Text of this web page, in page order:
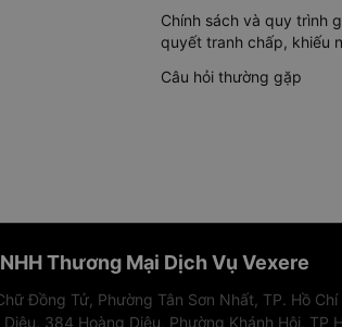
Chính sách và quy trình
quyết tranh chấp, khiếu
Câu hỏi thường gặp
Thương Mại Dịch Vụ Vexere
Đồng Tử, Phường Tân Sơn Nhất, TP. Hồ Chí
384 Hoàng Diệu, Phường Khánh Hội, TP